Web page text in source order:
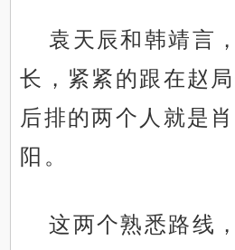
袁天辰和韩靖言
长，紧紧的跟在赵
后排的两个人就是
阳。
这两个熟悉路线